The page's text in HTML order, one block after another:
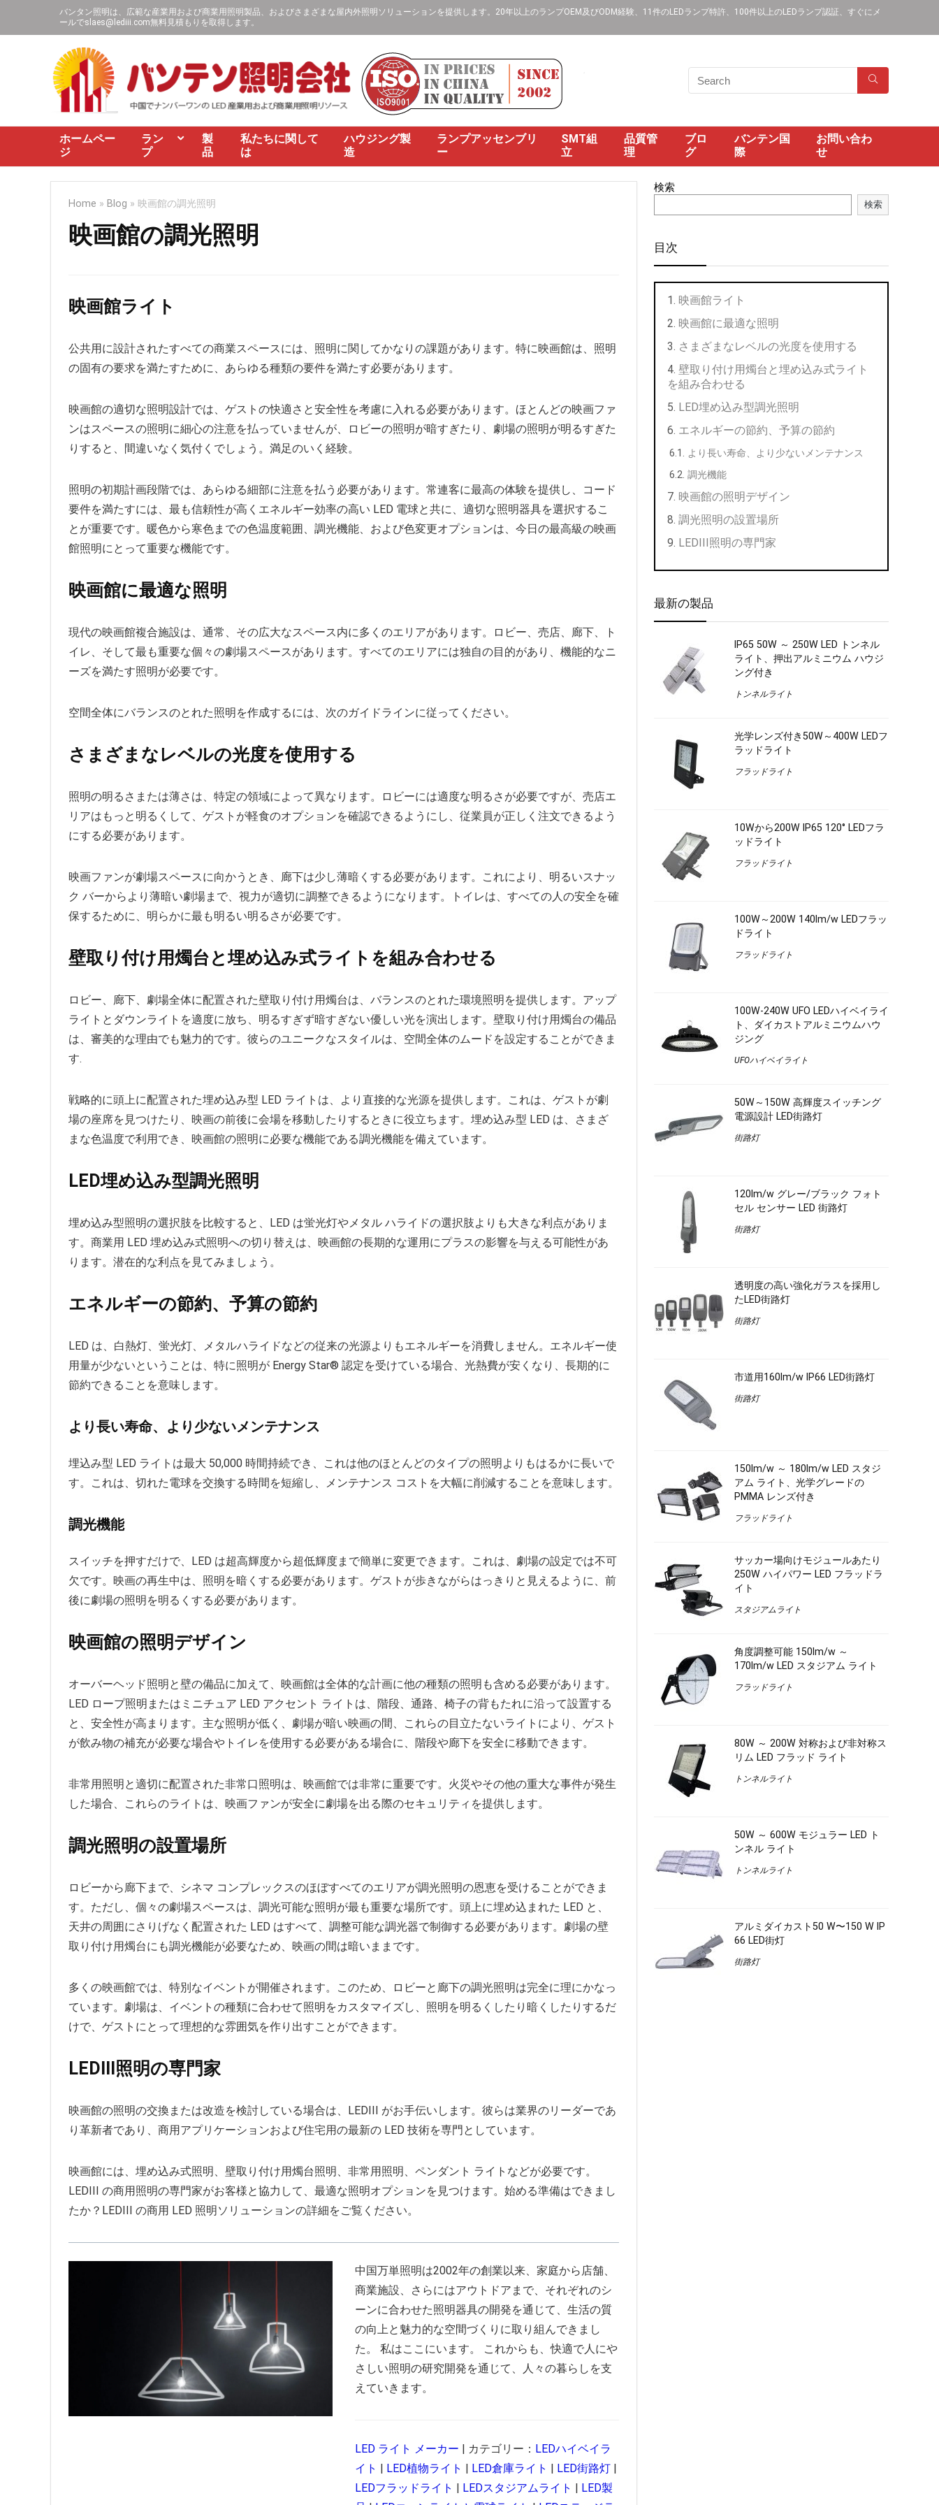
バンタン照明は、広範な産業用および商業用照明製品、およびさまざまな屋内外照明ソリューションを提供します。20年以上のランプOEM及びODM経験、11件のLEDランプ特許、100件以上のLEDランプ認証、すぐにメ
ールでslaes@lediii.com無料見積もりを取得します。
ホームペー
ジ
ラン
プ
製
品
私たちに関して
は
ハウジング製
造
ランプアッセンブリ
ー
SMT組
立
品質管
理
ブロ
グ
バンテン国
際
お問い合わ
せ
Home » Blog » 映画館の調光照明
映画館の調光照明
映画館ライト
公共用に設計されたすべての商業スペースには、照明に関してかなりの課題があります。特に映画館は、照明
の固有の要求を満たすために、あらゆる種類の要件を満たす必要があります。
映画館の適切な照明設計では、ゲストの快適さと安全性を考慮に入れる必要があります。ほとんどの映画ファ
ンはスペースの照明に細心の注意を払っていませんが、ロビーの照明が暗すぎたり、劇場の照明が明るすぎた
りすると、間違いなく気付くでしょう。満足のいく経験。
照明の初期計画段階では、あらゆる細部に注意を払う必要があります。常連客に最高の体験を提供し、コード
要件を満たすには、最も信頼性が高くエネルギー効率の高い LED 電球と共に、適切な照明器具を選択するこ
とが重要です。暖色から寒色までの色温度範囲、調光機能、および色変更オプションは、今日の最高級の映画
館照明にとって重要な機能です。
映画館に最適な照明
現代の映画館複合施設は、通常、その広大なスペース内に多くのエリアがあります。ロビー、売店、廊下、ト
イレ、そして最も重要な個々の劇場スペースがあります。すべてのエリアには独自の目的があり、機能的なニ
ーズを満たす照明が必要です。
空間全体にバランスのとれた照明を作成するには、次のガイドラインに従ってください。
さまざまなレベルの光度を使用する
照明の明るさまたは薄さは、特定の領域によって異なります。ロビーには適度な明るさが必要ですが、売店エ
リアはもっと明るくして、ゲストが軽食のオプションを確認できるようにし、従業員が正しく注文できるよう
にする必要があります。
映画ファンが劇場スペースに向かうとき、廊下は少し薄暗くする必要があります。これにより、明るいスナッ
ク バーからより薄暗い劇場まで、視力が適切に調整できるようになります。トイレは、すべての人の安全を確
保するために、明らかに最も明るい明るさが必要です。
壁取り付け用燭台と埋め込み式ライトを組み合わせる
ロビー、廊下、劇場全体に配置された壁取り付け用燭台は、バランスのとれた環境照明を提供します。アップ
ライトとダウンライトを適度に放ち、明るすぎず暗すぎない優しい光を演出します。壁取り付け用燭台の備品
は、審美的な理由でも魅力的です。彼らのユニークなスタイルは、空間全体のムードを設定することができま
す.
戦略的に頭上に配置された埋め込み型 LED ライトは、より直接的な光源を提供します。これは、ゲストが劇
場の座席を見つけたり、映画の前後に会場を移動したりするときに役立ちます。埋め込み型 LED は、さまざ
まな色温度で利用でき、映画館の照明に必要な機能である調光機能を備えています。
LED埋め込み型調光照明
埋め込み型照明の選択肢を比較すると、LED は蛍光灯やメタル ハライドの選択肢よりも大きな利点がありま
す。商業用 LED 埋め込み式照明への切り替えは、映画館の長期的な運用にプラスの影響を与える可能性があ
ります。潜在的な利点を見てみましょう。
エネルギーの節約、予算の節約
LED は、白熱灯、蛍光灯、メタルハライドなどの従来の光源よりもエネルギーを消費しません。エネルギー使
用量が少ないということは、特に照明が Energy Star® 認定を受けている場合、光熱費が安くなり、長期的に
節約できることを意味します。
より長い寿命、より少ないメンテナンス
埋込み型 LED ライトは最大 50,000 時間持続でき、これは他のほとんどのタイプの照明よりもはるかに長いで
す。これは、切れた電球を交換する時間を短縮し、メンテナンス コストを大幅に削減することを意味します。
調光機能
スイッチを押すだけで、LED は超高輝度から超低輝度まで簡単に変更できます。これは、劇場の設定では不可
欠です。映画の再生中は、照明を暗くする必要があります。ゲストが歩きながらはっきりと見えるように、前
後に劇場の照明を明るくする必要があります。
映画館の照明デザイン
オーバーヘッド照明と壁の備品に加えて、映画館は全体的な計画に他の種類の照明も含める必要があります。
LED ロープ照明またはミニチュア LED アクセント ライトは、階段、通路、椅子の背もたれに沿って設置する
と、安全性が高まります。主な照明が低く、劇場が暗い映画の間、これらの目立たないライトにより、ゲスト
が飲み物の補充が必要な場合やトイレを使用する必要がある場合に、階段や廊下を安全に移動できます。
非常用照明と適切に配置された非常口照明は、映画館では非常に重要です。火災やその他の重大な事件が発生
した場合、これらのライトは、映画ファンが安全に劇場を出る際のセキュリティを提供します。
調光照明の設置場所
ロビーから廊下まで、シネマ コンプレックスのほぼすべてのエリアが調光照明の恩恵を受けることができま
す。ただし、個々の劇場スペースは、調光可能な照明が最も重要な場所です。頭上に埋め込まれた LED と、
天井の周囲にさりげなく配置された LED はすべて、調整可能な調光器で制御する必要があります。劇場の壁
取り付け用燭台にも調光機能が必要なため、映画の間は暗いままです。
多くの映画館では、特別なイベントが開催されます。このため、ロビーと廊下の調光照明は完全に理にかなっ
ています。劇場は、イベントの種類に合わせて照明をカスタマイズし、照明を明るくしたり暗くしたりするだ
けで、ゲストにとって理想的な雰囲気を作り出すことができます。
LEDIII照明の専門家
映画館の照明の交換または改造を検討している場合は、LEDIII がお手伝いします。彼らは業界のリーダーであ
り革新者であり、商用アプリケーションおよび住宅用の最新の LED 技術を専門としています。
映画館には、埋め込み式照明、壁取り付け用燭台照明、非常用照明、ペンダント ライトなどが必要です。
LEDIII の商用照明の専門家がお客様と協力して、最適な照明オプションを見つけます。始める準備はできまし
たか？LEDIII の商用 LED 照明ソリューションの詳細をご覧ください。
中国万単照明は2002年の創業以来、家庭から店舗、
商業施設、さらにはアウトドアまで、それぞれのシ
ーンに合わせた照明器具の開発を通じて、生活の質
の向上と魅力的な空間づくりに取り組んできまし
た。 私はここにいます。 これからも、快適で人にや
さしい照明の研究開発を通じて、人々の暮らしを支
えていきます。
LED ライト メーカー | カテゴリー： LEDハイベイラ
イト | LED植物ライト | LED倉庫ライト | LED街路灯 |
LEDフラッドライト | LEDスタジアムライト | LED製
検索
検索
目次
映画館ライト
映画館に最適な照明
さまざまなレベルの光度を使用する
壁取り付け用燭台と埋め込み式ライト
を組み合わせる
LED埋め込み型調光照明
エネルギーの節約、予算の節約
より長い寿命、より少ないメンテナンス
調光機能
映画館の照明デザイン
調光照明の設置場所
LEDIII照明の専門家
最新の製品
IP65 50W ～ 250W LED トンネル
ライト、押出アルミニウム ハウジ
ング付き
トンネルライト
光学レンズ付き50W～400W LEDフ
ラッドライト
フラッドライト
10Wから200W IP65 120° LEDフラ
ッドライト
フラッドライト
100W～200W 140lm/w LEDフラッ
ドライト
フラッドライト
100W-240W UFO LEDハイベイライ
ト、ダイカストアルミニウムハウ
ジング
UFOハイベイライト
50W～150W 高輝度スイッチング
電源設計 LED街路灯
街路灯
120lm/w グレー/ブラック フォト
セル センサー LED 街路灯
街路灯
透明度の高い強化ガラスを採用し
たLED街路灯
街路灯
市道用160lm/w IP66 LED街路灯
街路灯
150lm/w ～ 180lm/w LED スタジ
アム ライト、光学グレードの
PMMA レンズ付き
フラッドライト
サッカー場向けモジュールあたり
250W ハイパワー LED フラッドラ
イト
スタジアムライト
角度調整可能 150lm/w ～
170lm/w LED スタジアム ライト
フラッドライト
80W ～ 200W 対称および非対称ス
リム LED フラッド ライト
トンネルライト
50W ～ 600W モジュラー LED ト
ンネル ライト
トンネルライト
アルミダイカスト50 W〜150 W IP
66 LED街灯
街路灯